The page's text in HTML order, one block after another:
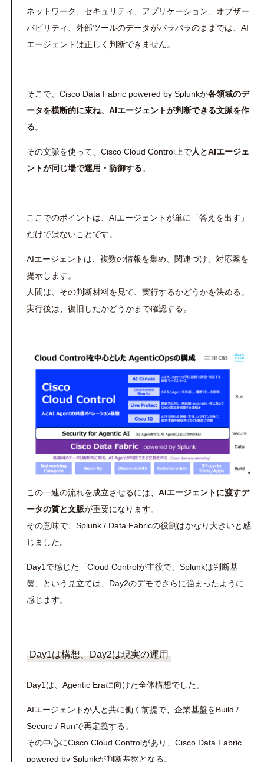
ネットワーク、セキュリティ、アプリケーション、オブザー
バビリティ、外部ツールのデータがバラバラのままでは、AI
エージェントは正しく判断できません。
そこで、Cisco Data Fabric powered by Splunkが各領域のデ
ータを横断的に束ね、AIエージェントが判断できる文脈を作
る。
その文脈を使って、Cisco Cloud Control上で人とAIエージェ
ントが同じ場で運用・防御する。
ここでのポイントは、AIエージェントが単に「答えを出す」
だけではないことです。
AIエージェントは、複数の情報を集め、関連づけ、対応案を
提示します。
人間は、その判断材料を見て、実行するかどうかを決める。
実行後は、復旧したかどうかまで確認する。
この一連の流れを成立させるには、 AIエージェントに渡すデ
ータの質と文脈が重要になります。
その意味で、 Splunk / Data Fabricの役割はかなり大きいと感
じました。
Day1で感じた「Cloud Controlが主役で、 Splunkは判断基
盤」という見立ては、 Day2のデモでさらに強まったように
感じます。
Day1は構想、Day2は現実の運用
Day1は、Agentic Eraに向けた全体構想でした。
AIエージェントが人と共に働く前提で、企業基盤をBuild /
Secure / Runで再定義する。
その中心にCisco Cloud Controlがあり、Cisco Data Fabric
powered by Splunkが判断基盤となる。